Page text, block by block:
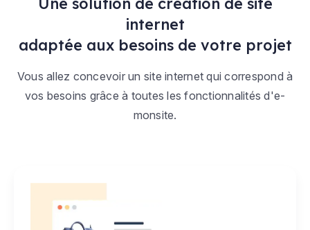
internet
adaptée aux besoins de votre projet
Vous allez concevoir un site internet qui correspond à
vos besoins grâce à toutes les fonctionnalités d'e-
monsite.